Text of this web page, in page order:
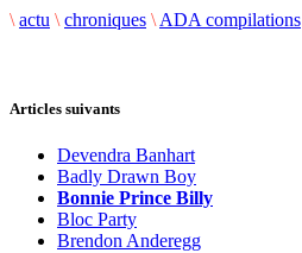
\ actu \ chroniques \ ADA compilations
Articles suivants
Devendra Banhart
Badly Drawn Boy
Bonnie Prince Billy
Bloc Party
Brendon Anderegg